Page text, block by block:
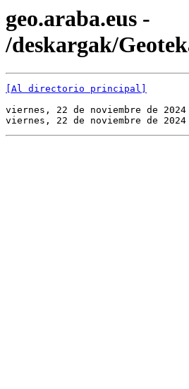
geo.araba.eus -
/deskargak/
[Al directorio principal]
viernes, 22 de noviembre de
viernes, 22 de noviembre de